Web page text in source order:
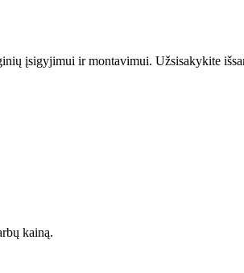
įsigyjimui ir montavimui. Užsisakykite
kainą.